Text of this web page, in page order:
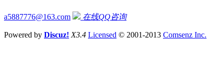
a5887776@163.com 在线QQ咨询
Powered by Discuz! X3.4 Licensed © 2001-2013 Comsenz Inc.